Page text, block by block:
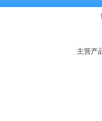
主营产